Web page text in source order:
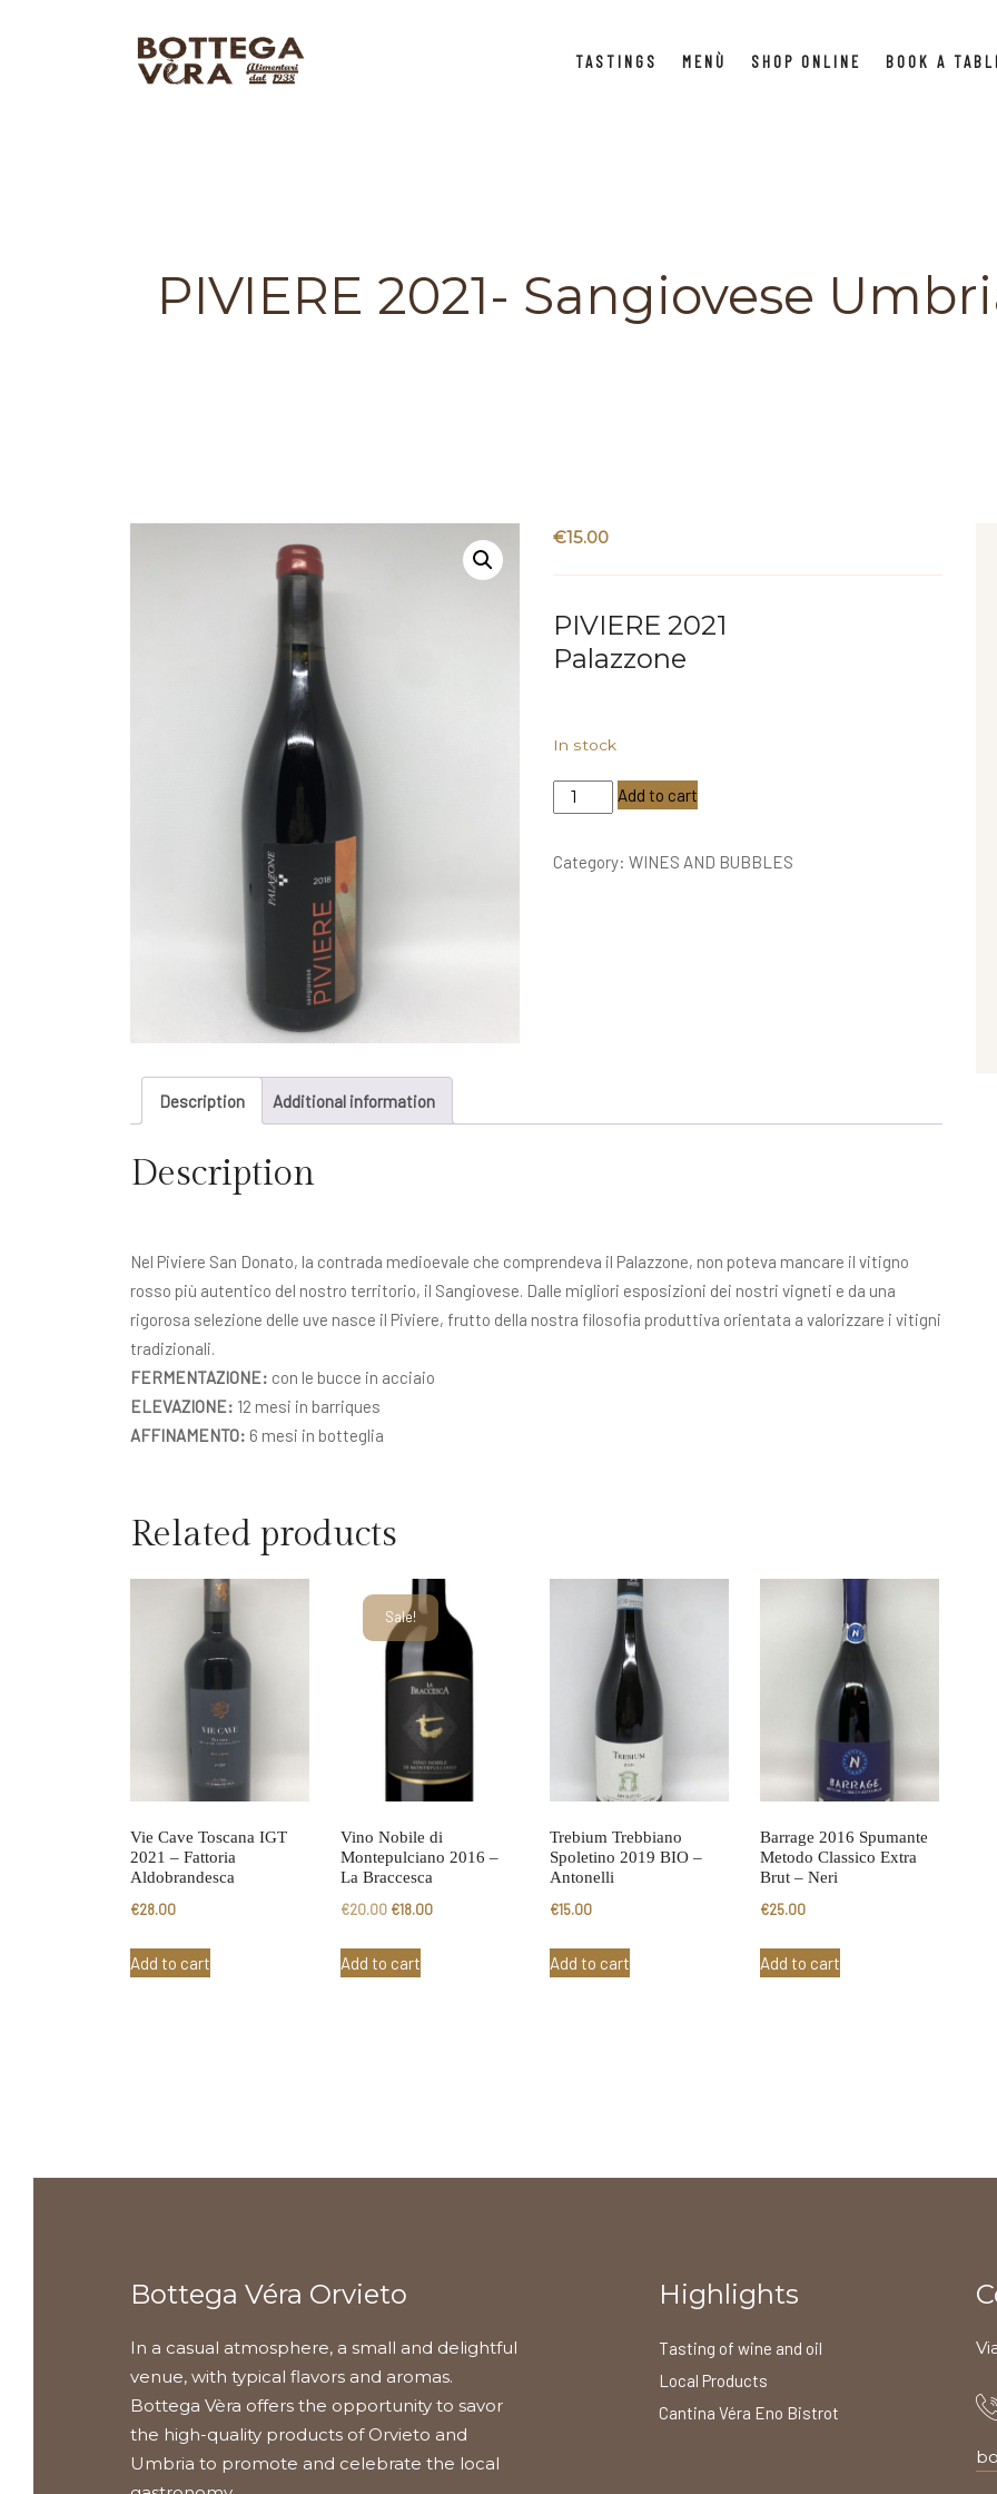
TASTINGS MENÙ SHOP ONLINE BOOK A
PIVIERE 2021- Sangiovese
€15.00
PIVIERE 2021
Palazzone
In stock
PIVIERE
Sangiovese
Add to cart
Category: WINES AND BUBBLES
Description Additional information
Description
Nel Piviere San Donato, la contrada medioevale che comprendeva il Palazzone, non poteva mancare il vitigno
rosso più autentico del nostro territorio, il Sangiovese. Dalle migliori esposizioni dei nostri vigneti e da una
rigorosa selezione delle uve nasce il Piviere, frutto della nostra filosofia produttiva orientata a valorizzare i vitigni
tradizionali.
FERMENTAZIONE: con le bucce in acciaio
ELEVAZIONE: 12 mesi in barriques
AFFINAMENTO: 6 mesi in botteglia
Related products
Vie Cave Toscana IGT
2021 – Fattoria
Aldobrandesca
€28.00
Add to cart
Sale!
Vino Nobile di
Montepulciano 2016 –
La Braccesca
€20.00 Original
was:
€18.00Current
Add to cart
Trebium Trebbiano
Spoletino 2019 BIO –
Antonelli
€15.00
Add to cart
Barrage 2016 Spumante
Metodo Classico Extra
Brut – Neri
€25.00
Add to cart
Bottega Véra Orvieto
In a casual atmosphere, a small and delightful
venue, with typical flavors and aromas.
Bottega Vèra offers the opportunity to savor
the high-quality products of Orvieto and
Umbria to promote and celebrate the local
Highlights
Tasting of wine and oil
Local Products
Cantina Véra Eno Bistrot